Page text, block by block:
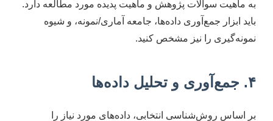
به ماهیت سوالات پژوهش و ماهیت پدیده مورد مطالعه دارد.
باید ابزار جمع‌آوری داده‌ها، جامعه آماری/نمونه، و شیوه
نمونه‌گیری را نیز مشخص کنید.
۴. جمع‌آوری و تحلیل داده‌ها
بر اساس روش‌شناسی انتخابی، داده‌های مورد نیاز را